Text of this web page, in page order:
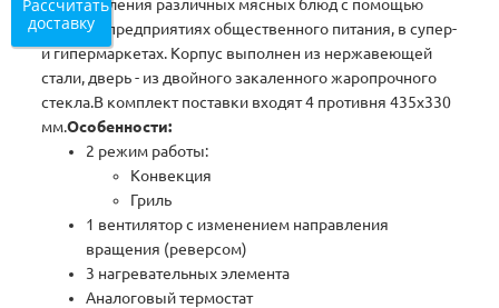
приготовления различных мясных блюд с помощью
гриля на предприятиях общественного питания, в супер-
и гипермаркетах. Корпус выполнен из нержавеющей
стали, дверь - из двойного закаленного жаропрочного
стекла.В комплект поставки входят 4 противня 435x330
мм.Особенности:
2 режим работы:
Конвекция
Гриль
1 вентилятор с изменением направления
вращения (реверсом)
3 нагревательных элемента
Аналоговый термостат
Рассчитать
доставку